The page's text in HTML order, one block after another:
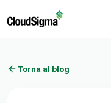
Torna al blog